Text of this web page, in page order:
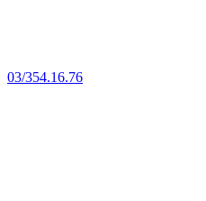
03/354.16.76